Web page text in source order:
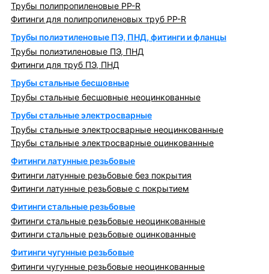
Трубы полипропиленовые PP-R
Фитинги для полипропиленовых труб PP-R
Трубы полиэтиленовые ПЭ, ПНД, фитинги и фланцы
Трубы полиэтиленовые ПЭ, ПНД
Фитинги для труб ПЭ, ПНД
Трубы стальные бесшовные
Трубы стальные бесшовные неоцинкованные
Трубы стальные электросварные
Трубы стальные электросварные неоцинкованные
Трубы стальные электросварные оцинкованные
Фитинги латунные резьбовые
Фитинги латунные резьбовые без покрытия
Фитинги латунные резьбовые с покрытием
Фитинги стальные резьбовые
Фитинги стальные резьбовые неоцинкованные
Фитинги стальные резьбовые оцинкованные
Фитинги чугунные резьбовые
Фитинги чугунные резьбовые неоцинкованные